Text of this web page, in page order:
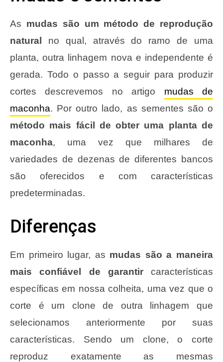
As mudas são um método de reprodução
natural no qual, através do ramo de uma
planta, outra linhagem nova e independente é
gerada. Todo o passo a seguir para produzir
cortes descrevemos no artigo mudas de
maconha. Por outro lado, as sementes são o
método mais fácil de obter uma planta de
maconha, uma vez que milhares de
variedades de dezenas de diferentes bancos
são oferecidos e com características
predeterminadas.
Diferenças
Em primeiro lugar, as mudas são a maneira
mais confiável de garantircaracterísticas
específicas em nossa colheita, uma vez que o
corte é um clone de outra linhagem que
selecionamos anteriormente por suas
características. Sendo um clone, o corte
reproduz exatamente as mesmas